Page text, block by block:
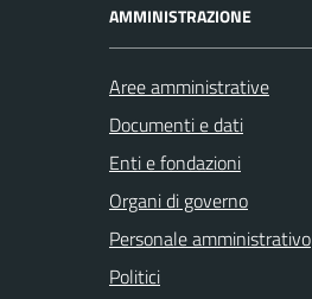
AMMINISTRAZIONE
Aree amministrative
Documenti e dati
Enti e fondazioni
Organi di governo
Personale amministrativo
Politici